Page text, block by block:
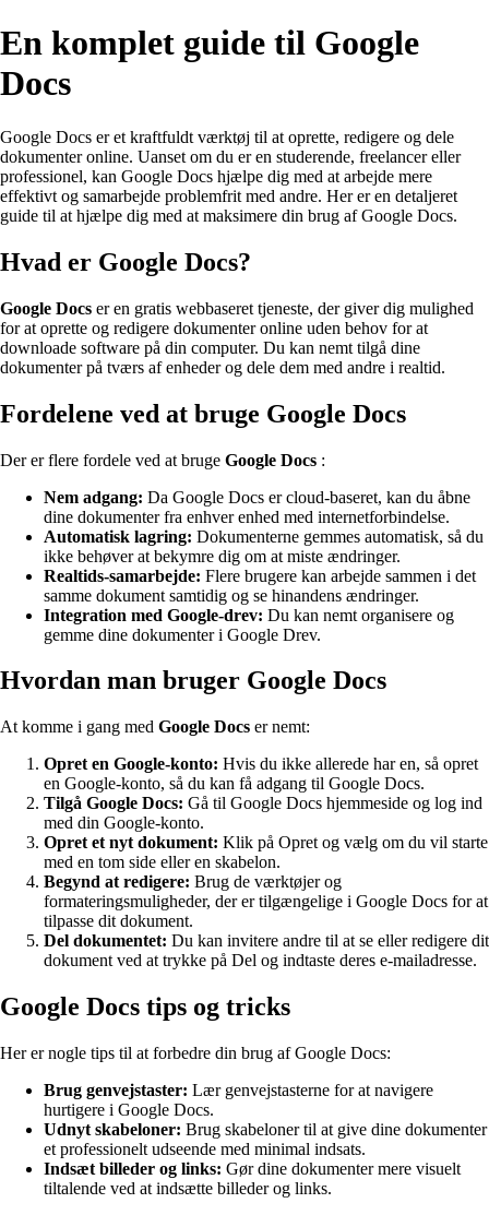
En komplet guide til Google
Docs
Google Docs er et kraftfuldt værktøj til at oprette, redigere og dele
dokumenter online. Uanset om du er en studerende, freelancer eller
professionel, kan Google Docs hjælpe dig med at arbejde mere
effektivt og samarbejde problemfrit med andre. Her er en detaljeret
guide til at hjælpe dig med at maksimere din brug af Google Docs.
Hvad er Google Docs?
Google Docs er en gratis webbaseret tjeneste, der giver dig mulighed
for at oprette og redigere dokumenter online uden behov for at
downloade software på din computer. Du kan nemt tilgå dine
dokumenter på tværs af enheder og dele dem med andre i realtid.
Fordelene ved at bruge Google Docs
Der er flere fordele ved at bruge Google Docs :
Nem adgang: Da Google Docs er cloud-baseret, kan du åbne
dine dokumenter fra enhver enhed med internetforbindelse.
Automatisk lagring: Dokumenterne gemmes automatisk, så du
ikke behøver at bekymre dig om at miste ændringer.
Realtids-samarbejde: Flere brugere kan arbejde sammen i det
samme dokument samtidig og se hinandens ændringer.
Integration med Google-drev: Du kan nemt organisere og
gemme dine dokumenter i Google Drev.
Hvordan man bruger Google Docs
At komme i gang med Google Docs er nemt:
Opret en Google-konto: Hvis du ikke allerede har en, så opret
en Google-konto, så du kan få adgang til Google Docs.
Tilgå Google Docs: Gå til Google Docs hjemmeside og log ind
med din Google-konto.
Opret et nyt dokument: Klik på Opret og vælg om du vil starte
med en tom side eller en skabelon.
Begynd at redigere: Brug de værktøjer og
formateringsmuligheder, der er tilgængelige i Google Docs for at
tilpasse dit dokument.
Del dokumentet: Du kan invitere andre til at se eller redigere dit
dokument ved at trykke på Del og indtaste deres e-mailadresse.
Google Docs tips og tricks
Her er nogle tips til at forbedre din brug af Google Docs:
Brug genvejstaster: Lær genvejstasterne for at navigere
hurtigere i Google Docs.
Udnyt skabeloner: Brug skabeloner til at give dine dokumenter
et professionelt udseende med minimal indsats.
Indsæt billeder og links: Gør dine dokumenter mere visuelt
tiltalende ved at indsætte billeder og links.